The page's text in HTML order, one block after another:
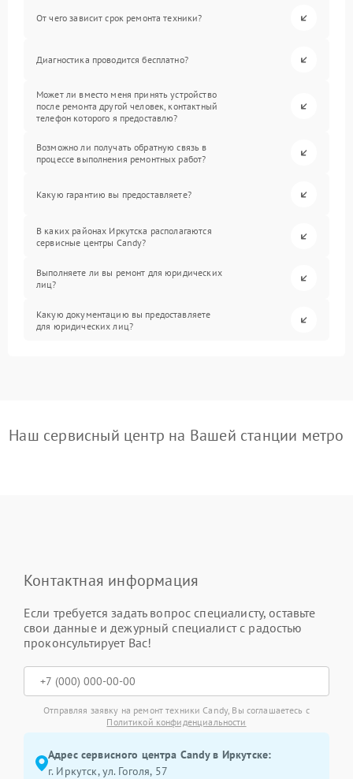
От чего зависит срок ремонта техники?
Диагностика проводится бесплатно?
Может ли вместо меня принять устройство
после ремонта другой человек, контактный
телефон которого я предоставлю?
Возможно ли получать обратную связь в
процессе выполнения ремонтных работ?
Какую гарантию вы предоставляете?
В каких районах Иркутска располагаются
сервисные центры Candy?
Выполняете ли вы ремонт для юридических
лиц?
Какую документацию вы предоставляете
для юридических лиц?
Наш сервисный центр на Вашей станции метро
Контактная информация
Если требуется задать вопрос специалисту, оставьте
свои данные и дежурный специалист с радостью
проконсультирует Вас!
Отправляя заявку на ремонт техники Candy, Вы соглашаетесь с
Политикой конфиденциальности
Адрес сервисного центра Candy в Иркутске:
г. Иркутск, ул. ​Гоголя, 57